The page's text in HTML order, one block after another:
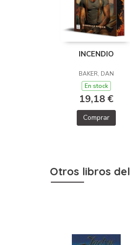
INCENDIO
BAKER, DAN
En stock
19,18 €
Comprar
Otros libros